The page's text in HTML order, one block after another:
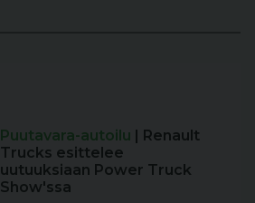
Puutavara-autoilu | Renault
Trucks esittelee
uutuuksiaan Power Truck
Show'ssa